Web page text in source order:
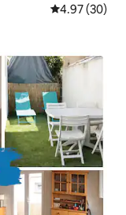
औसत रेटिंग 5 में
4.97 (30)